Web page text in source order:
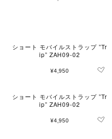
ショート モバイルストラップ ”Tr
ip” ZAH09-02
¥4,950
ショート モバイルストラップ ”Tr
ip” ZAH09-02
¥4,950